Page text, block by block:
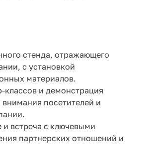
стенда, отражающего
с установкой
материалов.
классов и демонстрация
посетителей и
и встреча с ключевыми
партнерских отношений и